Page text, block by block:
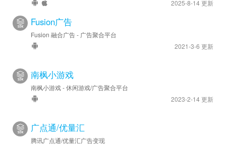
2025-8-14 更新
Fusion广告
Fusion 融合广告 - 广告聚合平台
2021-3-6 更新
南枫小游戏
南枫小游戏 - 休闲游戏/广告聚合平台
2023-2-14 更新
广点通/优量汇
腾讯广点通/优量汇广告变现